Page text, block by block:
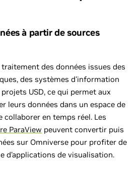
à partir de sources
des données issues des
des systèmes d'information
USD, ce qui permet aux
leurs données dans un espace de
en temps réel. Les
ParaView peuvent convertir puis
sur Omniverse pour profiter de
d’applications de visualisation.